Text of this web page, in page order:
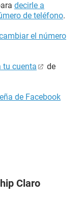
decirle a
de teléfono.
el número
tu cuenta
de
de Facebook
Claro